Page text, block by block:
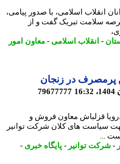
اسلامی، با صدور پیامی،
سلامت تبریک گفت و از
-انقلاب اسلامی-معاون امور
در زنجان
79677777
قزلباش معاون فروش و
های کلان شرکت توانیر
توانیر- پایگاه خبری-